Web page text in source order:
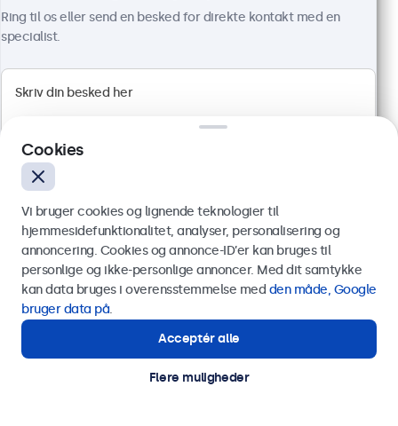
24 Tommer Skærm Metal
100+ stk. på lager
1920 x 1080 opløsning (Full HD)
HDMI, VGA, BNC og RCA
Montering: skrivebord, indbygget, væg
Ydermål: 560 x 337 x 41 mm
3.849,00 kr.
4.811,25 kr. inkl. moms
Ring til os eller send en besked for direkte kontakt med en
specialist.
Send
Eller ring til os på
Kontakt vores specialister.
Cookies
Vi bruger cookies og lignende teknologier til
hjemmesidefunktionalitet, analyser, personalisering og
annoncering. Cookies og annonce-ID’er kan bruges til
personlige og ikke-personlige annoncer. Med dit samtykke
kan data bruges i overensstemmelse med den måde, Google
bruger data på.
Acceptér alle
Flere muligheder